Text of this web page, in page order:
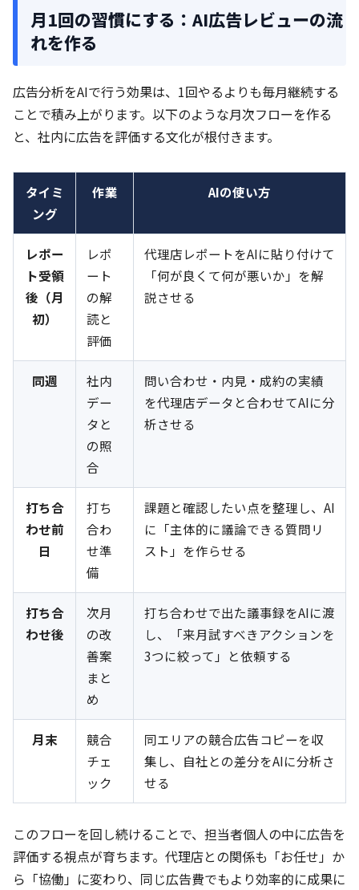
月1回の習慣にする：AI広告レビューの流
れを作る
広告分析をAIで行う効果は、1回やるよりも毎月継続する
ことで積み上がります。以下のような月次フローを作る
と、社内に広告を評価する文化が根付きます。
タイミ
ング
作業 AIの使い方
レポー
ト受領
後（月
初）
レポ
ート
の解
読と
評価
代理店レポートをAIに貼り付けて
「何が良くて何が悪いか」を解
説させる
同週
社内
デー
タと
の照
合
問い合わせ・内見・成約の実績
を代理店データと合わせてAIに分
析させる
打ち合
わせ前
日
打ち
合わ
せ準
備
課題と確認したい点を整理し、AI
に「主体的に議論できる質問リ
スト」を作らせる
打ち合
わせ後
次月
の改
善案
まと
め
打ち合わせで出た議事録をAIに渡
し、「来月試すべきアクションを
3つに絞って」と依頼する
月末
競合
チェ
ック
同エリアの競合広告コピーを収
集し、自社との差分をAIに分析さ
せる
このフローを回し続けることで、担当者個人の中に広告を
評価する視点が育ちます。代理店との関係も「お任せ」か
ら「協働」に変わり、同じ広告費でもより効率的に成果に